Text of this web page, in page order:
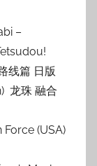
–
线篇 日版
龙珠 融合
(USA)